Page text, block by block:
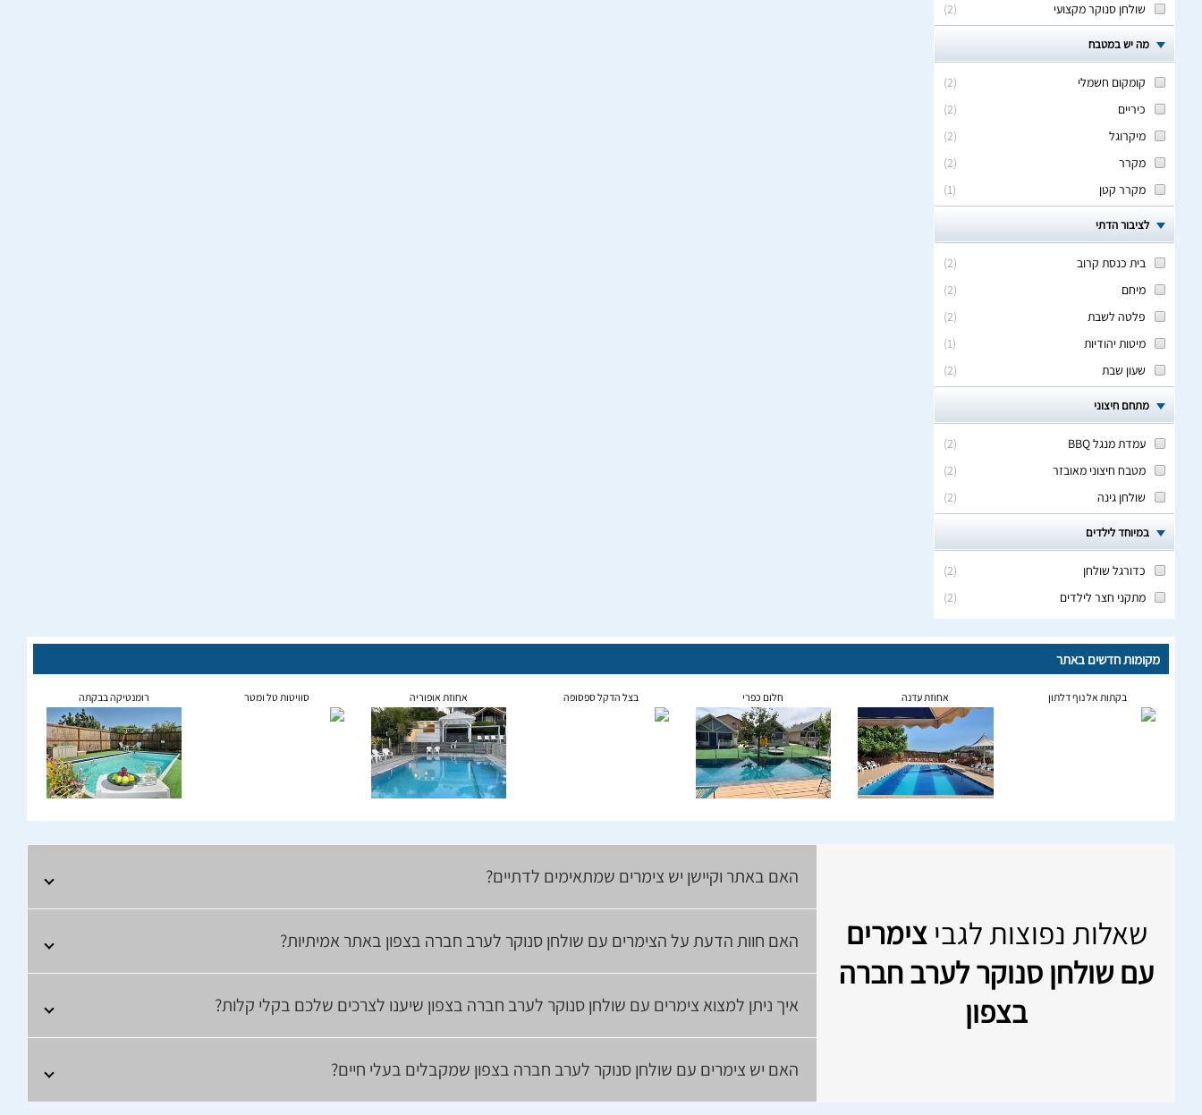
(
2
) שולחן סנוקר מקצועי
מה יש במטבח
(
2
)
קומקום חשמלי
(
2
)
כיריים
(
2
)
מיקרוגל
(
2
)
מקרר
(
1
) מקרר קטן
לציבור הדתי
(
2
)
בית כנסת קרוב
(
2
)
מיחם
(
2
)
פלטה לשבת
(
1
)
מיטות יהודיות
(
2
) שעון שבת
מתחם חיצוני
(
2
)
עמדת מנגל BBQ
(
2
)
מטבח חיצוני מאובזר
(
2
) שולחן גינה
במיוחד לילדים
(
2
)
כדורגל שולחן
(
2
) מתקני חצר לילדים
מקומות חדשים באתר
בקתות אל נוף דלתון אחוזת עדנה חלום כפרי בצל הדקל ספסופה אחוזת אופוריה סוויטות טל ומטר רומנטיקה בבקתה
שאלות נפוצות לגביצימרים
עם שולחן סנוקר לערב חברה
בצפון
האם באתר וקיישן יש צימרים שמתאימים לדתיים?
האם חוות הדעת על הצימרים עם שולחן סנוקר לערב חברה בצפון באתר אמיתיות?
איך ניתן למצוא צימרים עם שולחן סנוקר לערב חברה בצפון שיענו לצרכים שלכם בקלי קלות?
האם יש צימרים עם שולחן סנוקר לערב חברה בצפון שמקבלים בעלי חיים?